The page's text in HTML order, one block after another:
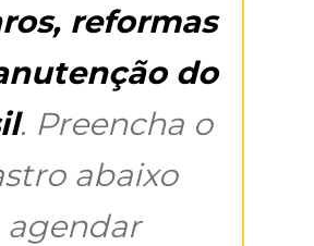
reformas
do
. Preencha o
abaixo
agendar